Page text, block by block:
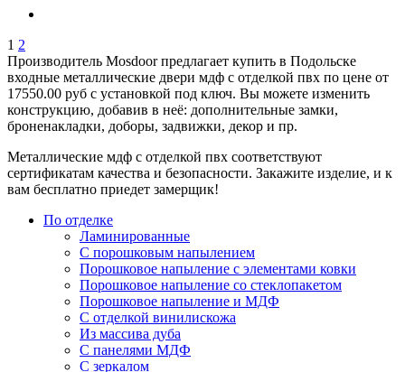
1 2
Производитель Mosdoor предлагает купить в Подольске
входные металлические двери мдф с отделкой пвх по цене от
17550.00 руб с установкой под ключ. Вы можете изменить
конструкцию, добавив в неё: дополнительные замки,
броненакладки, доборы, задвижки, декор и пр.
Металлические мдф с отделкой пвх соответствуют
сертификатам качества и безопасности. Закажите изделие, и к
вам бесплатно приедет замерщик!
По отделке
Ламинированные
С порошковым напылением
Порошковое напыление с элементами ковки
Порошковое напыление со стеклопакетом
Порошковое напыление и МДФ
С отделкой винилискожа
Из массива дуба
С панелями МДФ
С зеркалом